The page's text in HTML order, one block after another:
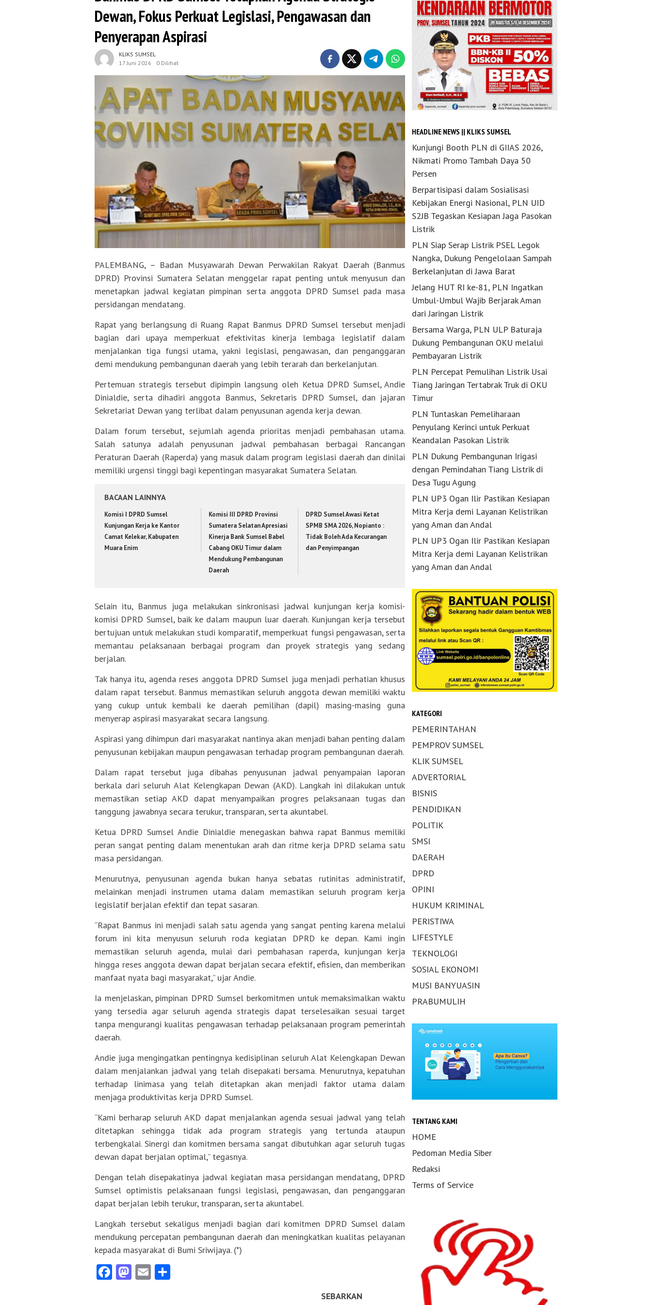
Dewan, Fokus Perkuat Legislasi, Pengawasan dan
Penyerapan Aspirasi
KLIKS SUMSEL
17 Juni 2026
0 Dilihat
PALEMBANG, – Badan Musyawarah Dewan Perwakilan Rakyat Daerah (Banmus
DPRD) Provinsi Sumatera Selatan menggelar rapat penting untuk menyusun dan
menetapkan jadwal kegiatan pimpinan serta anggota DPRD Sumsel pada masa
persidangan mendatang.
Rapat yang berlangsung di Ruang Rapat Banmus DPRD Sumsel tersebut menjadi
bagian dari upaya memperkuat efektivitas kinerja lembaga legislatif dalam
menjalankan tiga fungsi utama, yakni legislasi, pengawasan, dan penganggaran
demi mendukung pembangunan daerah yang lebih terarah dan berkelanjutan.
Pertemuan strategis tersebut dipimpin langsung oleh Ketua DPRD Sumsel, Andie
Dinialdie, serta dihadiri anggota Banmus, Sekretaris DPRD Sumsel, dan jajaran
Sekretariat Dewan yang terlibat dalam penyusunan agenda kerja dewan.
Dalam forum tersebut, sejumlah agenda prioritas menjadi pembahasan utama.
Salah satunya adalah penyusunan jadwal pembahasan berbagai Rancangan
Peraturan Daerah (Raperda) yang masuk dalam program legislasi daerah dan dinilai
memiliki urgensi tinggi bagi kepentingan masyarakat Sumatera Selatan.
BACAAN LAINNYA
Komisi I DPRD Sumsel
Kunjungan Kerja ke Kantor
Camat Kelekar, Kabupaten
Muara Enim
Komisi III DPRD Provinsi
Sumatera Selatan Apresiasi
Kinerja Bank Sumsel Babel
Cabang OKU Timur dalam
Mendukung Pembangunan
Daerah
DPRD Sumsel Awasi Ketat
SPMB SMA 2026, Nopianto :
Tidak Boleh Ada Kecurangan
dan Penyimpangan
Selain itu, Banmus juga melakukan sinkronisasi jadwal kunjungan kerja komisi-
komisi DPRD Sumsel, baik ke dalam maupun luar daerah. Kunjungan kerja tersebut
bertujuan untuk melakukan studi komparatif, memperkuat fungsi pengawasan, serta
memantau pelaksanaan berbagai program dan proyek strategis yang sedang
berjalan.
Tak hanya itu, agenda reses anggota DPRD Sumsel juga menjadi perhatian khusus
dalam rapat tersebut. Banmus memastikan seluruh anggota dewan memiliki waktu
yang cukup untuk kembali ke daerah pemilihan (dapil) masing-masing guna
menyerap aspirasi masyarakat secara langsung.
Aspirasi yang dihimpun dari masyarakat nantinya akan menjadi bahan penting dalam
penyusunan kebijakan maupun pengawasan terhadap program pembangunan daerah.
Dalam rapat tersebut juga dibahas penyusunan jadwal penyampaian laporan
berkala dari seluruh Alat Kelengkapan Dewan (AKD). Langkah ini dilakukan untuk
memastikan setiap AKD dapat menyampaikan progres pelaksanaan tugas dan
tanggung jawabnya secara terukur, transparan, serta akuntabel.
Ketua DPRD Sumsel Andie Dinialdie menegaskan bahwa rapat Banmus memiliki
peran sangat penting dalam menentukan arah dan ritme kerja DPRD selama satu
masa persidangan.
Menurutnya, penyusunan agenda bukan hanya sebatas rutinitas administratif,
melainkan menjadi instrumen utama dalam memastikan seluruh program kerja
legislatif berjalan efektif dan tepat sasaran.
“Rapat Banmus ini menjadi salah satu agenda yang sangat penting karena melalui
forum ini kita menyusun seluruh roda kegiatan DPRD ke depan. Kami ingin
memastikan seluruh agenda, mulai dari pembahasan raperda, kunjungan kerja
hingga reses anggota dewan dapat berjalan secara efektif, efisien, dan memberikan
manfaat nyata bagi masyarakat,” ujar Andie.
Ia menjelaskan, pimpinan DPRD Sumsel berkomitmen untuk memaksimalkan waktu
yang tersedia agar seluruh agenda strategis dapat terselesaikan sesuai target
tanpa mengurangi kualitas pengawasan terhadap pelaksanaan program pemerintah
daerah.
Andie juga mengingatkan pentingnya kedisiplinan seluruh Alat Kelengkapan Dewan
dalam menjalankan jadwal yang telah disepakati bersama. Menurutnya, kepatuhan
terhadap linimasa yang telah ditetapkan akan menjadi faktor utama dalam
menjaga produktivitas kerja DPRD Sumsel.
“Kami berharap seluruh AKD dapat menjalankan agenda sesuai jadwal yang telah
ditetapkan sehingga tidak ada program strategis yang tertunda ataupun
terbengkalai. Sinergi dan komitmen bersama sangat dibutuhkan agar seluruh tugas
dewan dapat berjalan optimal,” tegasnya.
Dengan telah disepakatinya jadwal kegiatan masa persidangan mendatang, DPRD
Sumsel optimistis pelaksanaan fungsi legislasi, pengawasan, dan penganggaran
dapat berjalan lebih terukur, transparan, serta akuntabel.
Langkah tersebut sekaligus menjadi bagian dari komitmen DPRD Sumsel dalam
mendukung percepatan pembangunan daerah dan meningkatkan kualitas pelayanan
kepada masyarakat di Bumi Sriwijaya. (*)
Facebook
Mastodon
Email
SEBARKAN
HEADLINE NEWS || KLIKS SUMSEL
Kunjungi Booth PLN di GIIAS 2026,
Nikmati Promo Tambah Daya 50
Persen
Berpartisipasi dalam Sosialisasi
Kebijakan Energi Nasional, PLN UID
S2JB Tegaskan Kesiapan Jaga Pasokan
Listrik
PLN Siap Serap Listrik PSEL Legok
Nangka, Dukung Pengelolaan Sampah
Berkelanjutan di Jawa Barat
Jelang HUT RI ke-81, PLN Ingatkan
Umbul-Umbul Wajib Berjarak Aman
dari Jaringan Listrik
Bersama Warga, PLN ULP Baturaja
Dukung Pembangunan OKU melalui
Pembayaran Listrik
PLN Percepat Pemulihan Listrik Usai
Tiang Jaringan Tertabrak Truk di OKU
Timur
PLN Tuntaskan Pemeliharaan
Penyulang Kerinci untuk Perkuat
Keandalan Pasokan Listrik
PLN Dukung Pembangunan Irigasi
dengan Pemindahan Tiang Listrik di
Desa Tugu Agung
PLN UP3 Ogan Ilir Pastikan Kesiapan
Mitra Kerja demi Layanan Kelistrikan
yang Aman dan Andal
PLN UP3 Ogan Ilir Pastikan Kesiapan
Mitra Kerja demi Layanan Kelistrikan
yang Aman dan Andal
KATEGORI
PEMERINTAHAN
PEMPROV SUMSEL
KLIK SUMSEL
ADVERTORIAL
BISNIS
PENDIDIKAN
POLITIK
SMSI
DAERAH
DPRD
OPINI
HUKUM KRIMINAL
PERISTIWA
LIFESTYLE
TEKNOLOGI
SOSIAL EKONOMI
MUSI BANYUASIN
PRABUMULIH
TENTANG KAMI
HOME
Pedoman Media Siber
Redaksi
Terms of Service